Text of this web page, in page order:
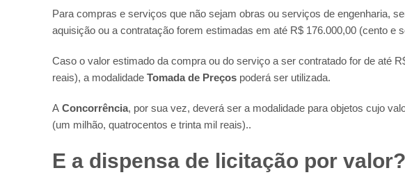
Para compras e serviços que não sejam obras ou serviços de engenharia,
aquisição ou a contratação forem estimadas em até R$ 176.000,00 (cento e
Caso o valor estimado da compra ou do serviço a ser contratado for de até
reais), a modalidade Tomada de Preços poderá ser utilizada.
A Concorrência, por sua vez, deverá ser a modalidade para objetos cujo
(um milhão, quatrocentos e trinta mil reais)..
E a dispensa de licitação por valor?